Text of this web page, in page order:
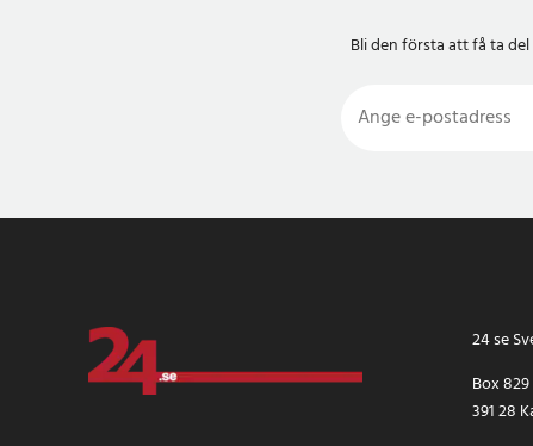
Bli den första att få ta
24 se
Box 829
391 28